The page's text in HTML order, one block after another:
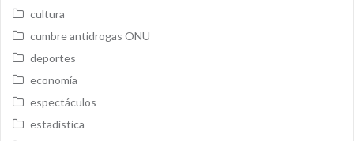
cultura
cumbre antidrogas ONU
deportes
economía
espectáculos
estadística